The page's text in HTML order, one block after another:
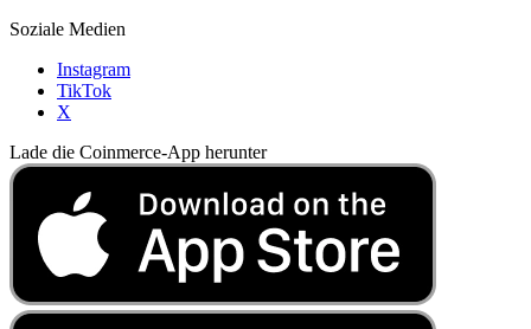
Soziale Medien
Instagram
TikTok
X
Lade die Coinmerce-App herunter